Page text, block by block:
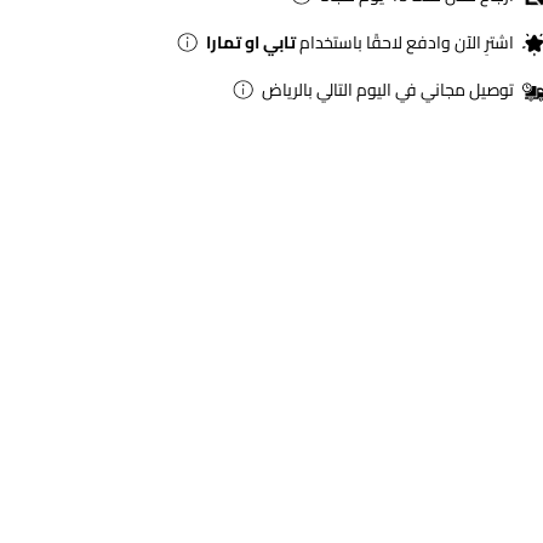
اشترِ الآن وادفع لاحقًا باستخدامتابي او تمارا
توصيل مجاني في اليوم التالي بالرياض